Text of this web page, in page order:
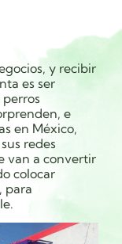
y recibir
es ser
e
en México,
redes
van a convertir
colocar
para